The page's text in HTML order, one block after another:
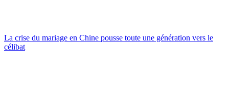
La crise du mariage en Chine pousse toute une génération vers le
célibat